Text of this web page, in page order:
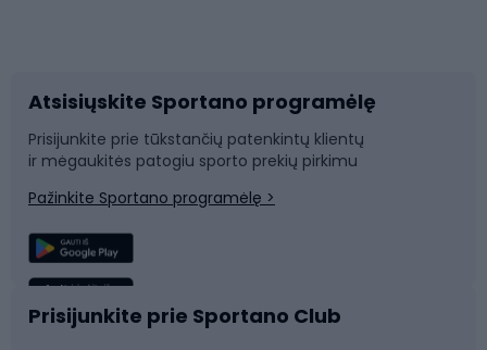
Dviračių dalys
Laipiojimas
Žvejyba
Sportinė medicina
Rogutės ir čiuožynės
Snieglenčių sportas
Plaukimas
Komandinis sportas
Atsisiųskite Sportano programėlę
Prisijunkite prie tūkstančių patenkintų klientų
ir mėgaukitės patogiu sporto prekių pirkimu
Pažinkite Sportano programėlę >
Prisijunkite prie Sportano Club